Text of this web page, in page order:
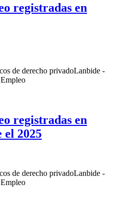
registradas en
de derecho privadoLanbide -
registradas en
2025
de derecho privadoLanbide -